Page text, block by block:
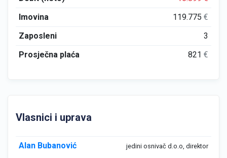
Imovina
119.775€
Zaposleni
3
Prosječna plaća
821€
Vlasnici i uprava
Alan Bubanović jedini osnivač d.o.o, direktor